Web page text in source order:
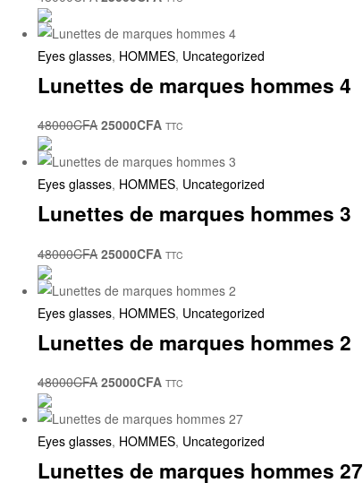
Eyes glasses, HOMMES, Uncategorized
Lunettes de marques hommes 4
48000CFA 25000CFA TTC
Eyes glasses, HOMMES, Uncategorized
Lunettes de marques hommes 3
48000CFA 25000CFA TTC
Eyes glasses, HOMMES, Uncategorized
Lunettes de marques hommes 2
48000CFA 25000CFA TTC
Eyes glasses, HOMMES, Uncategorized
Lunettes de marques hommes 27